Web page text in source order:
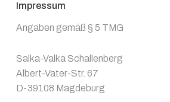
Impressum
Angaben gemäß § 5 TMG
Salka-Valka Schallenberg
Albert-Vater-Str. 67
D-39108 Magdeburg